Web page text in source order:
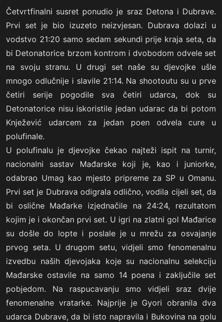
Četvrtfinalni susret ponudio je sraz Detona i Dubrave.
Prvi set je bio izuzeto neizvjesan. Dubrava dolazi u
vodstvo 21:20 samo sedam sekundi prije kraja seta, da
bi Detonatorice brzom kontrom i dvobodom odvele set
na svoju stranu. U drugi set naše su djevojke ušle
mnogo odlučnije i slavile 21:14. Na shootoutu su u prve
četiri serije pogodile sva četiri udarca, dok su
Detonatorice nisu iskoristile jedan udarac da bi potom
Knježević udarcem za jedan poen odvela cure u
polufinale.
U polufinalu je djevojke čekao najteži ispit na turnir,
nacionalni sastav Mađarske koji je, kao i juniorke,
odabrao Umag kao mjesto pripreme za SP u Omanu.
Prvi set je Dubrava odigrala odlično, vodila cijeli set, da
bi oslične Mađarke izjednačile na 24:24, rezultatom
kojim je i okončan prvi set. U igri na zlatni gol Mađarice
su došle do lopte i poslale je u mrežu za osvajanje
prvog seta. U drugom setu, vidjeli smo fenomenalnu
izvedbu naših djevojaka koje su nacionalnu selekciju
Mađarske ostavile na samo 14 poena i zaključile set
pobjedom. Na raspucavanju smo vidjeli sraz dvije
fenomenalne vratarke. Najprije je Gyori obranila dva
udarca Dubrave, da bi isto napravila i Bukovina na golu